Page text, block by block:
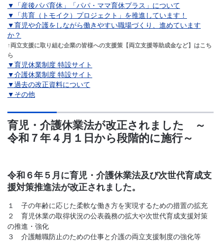
▼「産後パパ育休」「パパ・ママ育休プラス」について
▼「共育（トモイク）プロジェクト」を推進しています！
▼育児や介護をしながら働きやすい職場づくり、進めています
か？
↑両立支援に取り組む企業の皆様への支援策【両立支援等助成金など】はこち
ら
▼育児休業制度 特設サイト
▼介護休業制度 特設サイト
▼過去の改正資料について
▼その他
育児・介護休業法が改正されました ～
令和７年４月１日から段階的に施行～
令和６年５月に育児・介護休業法及び次世代育成支
援対策推進法が改正されました。
１ 子の年齢に応じた柔軟な働き方を実現するための措置の拡充
２ 育児休業の取得状況の公表義務の拡大や次世代育成支援対策
の推進・強化
３ 介護離職防止のための仕事と介護の両立支援制度の強化等